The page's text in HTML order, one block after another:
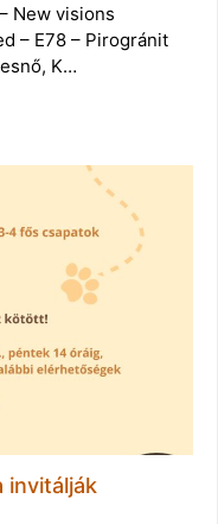
New visions
– E78 – Pirogránit
K…
invitálják